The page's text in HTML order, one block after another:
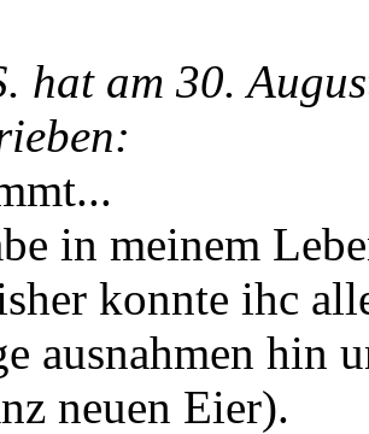
hat am 30.
in meinem
konnte ihc
ausnahmen hin
neuen Eier).